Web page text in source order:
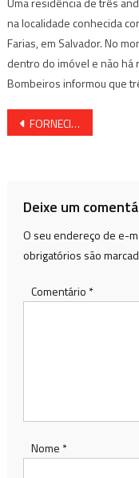
na localidade conhecida
Farias, em Salvador. No
dentro do imóvel e não há
Bombeiros informou que
Navegação
FORNECIMENTO DE ÁGUA SERÁ INTERROMPIDO NESTA QUINTA NA REGIÃO
Deixe um
O seu endereço de e-
obrigatórios são
Comentário *
Nome *